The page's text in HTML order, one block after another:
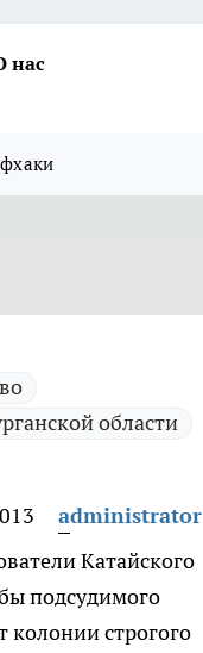
нас
области
administrator
Катайского
подсудимого
колонии строгого